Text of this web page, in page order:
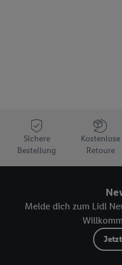
Sichere
Bestellung
Kostenlose
Retoure
Melde dich zum Lidl
Erstellung von Zielgruppen
Zusammenhang mit dem
Verarbeitungen auch zur
Werbung, zur
dieser Werbeausspielungen.
Sofern Sie hier Ihre
Lidl Plus-Konto erstellen
Plus-Konto einloggen, kann
angegebene E-Mail-Adresse